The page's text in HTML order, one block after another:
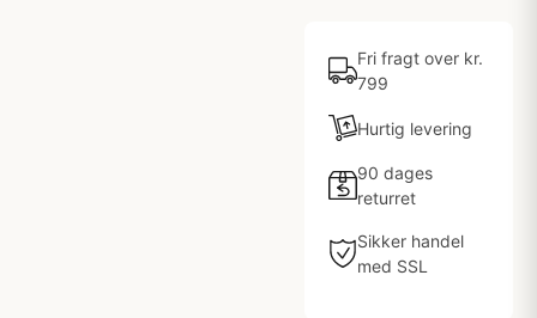
Fri fragt over kr.
799
Hurtig levering
90 dages
returret
Sikker handel
med SSL